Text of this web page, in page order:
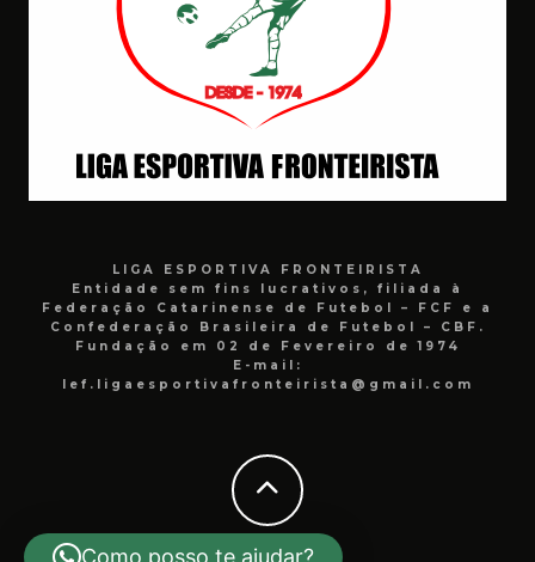
LIGA ESPORTIVA FRONTEIRISTA
Entidade sem fins lucrativos, filiada à
Federação Catarinense de Futebol – FCF e a
Confederação Brasileira de Futebol – CBF.
Fundação em 02 de Fevereiro de 1974
E-mail:
lef.ligaesportivafronteirista@gmail.com
Como posso te ajudar?